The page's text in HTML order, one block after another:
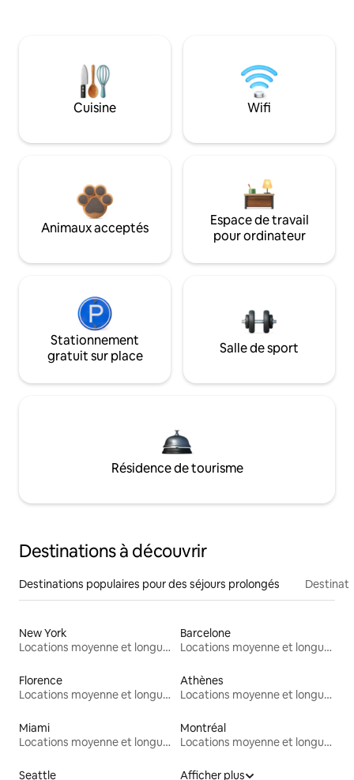
Cuisine Wifi
Animaux acceptés
Espace de travail
pour ordinateur
Stationnement
gratuit sur place
Salle de sport
Résidence de tourisme
Destinations à découvrir
Destinations populaires pour des séjours prolongés
New York
Locations moyenne et longue durée
Barcelone
Locations moyenne et longue durée
Florence
Locations moyenne et longue durée
Athènes
Locations moyenne et longue durée
Miami
Locations moyenne et longue durée
Montréal
Locations moyenne et longue durée
Seattle Afficher plus